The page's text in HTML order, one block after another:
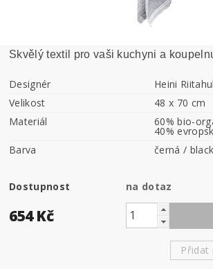
Skvělý textil pro vaši kuchyni a
Designér
Heini
Velikost
48 x 70 cm
Materiál
60% bio-
40%
Barva
černá / black
Dostupnost na dotaz
654 Kč
Přidat